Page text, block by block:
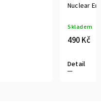
Nuclear
Skladem
490 Kč
Detail